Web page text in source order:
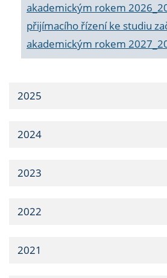
akademickým rokem
přijímacího řízení ke studiu
akademickým rokem
2025
2024
2023
2022
2021